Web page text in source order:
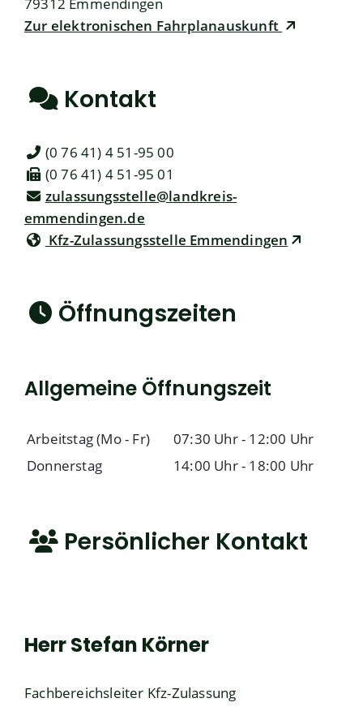
Zur elektronischen Fahrplanauskunft
Kontakt
(0 76 41) 4 51-95 00
(0 76 41) 4 51-95 01
zulassungsstelle@landkreis-
emmendingen.de
Kfz-Zulassungsstelle Emmendingen
Öffnungszeiten
Allgemeine Öffnungszeit
Arbeitstag (Mo - Fr) 07:30 Uhr- 12:00 Uhr
Donnerstag
14:00 Uhr- 18:00 Uhr
Persönlicher Kontakt
HerrStefan Körner
Fachbereichsleiter Kfz-Zulassung